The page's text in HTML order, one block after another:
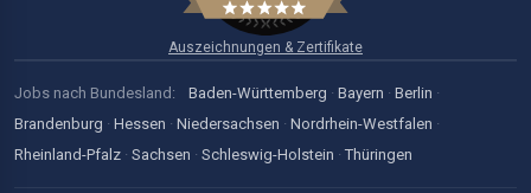
Auszeichnungen & Zertifikate
Jobs nach Bundesland: Baden-Württemberg · Bayern · Berlin ·
Brandenburg · Hessen · Niedersachsen · Nordrhein-Westfalen ·
Rheinland-Pfalz · Sachsen · Schleswig-Holstein · Thüringen